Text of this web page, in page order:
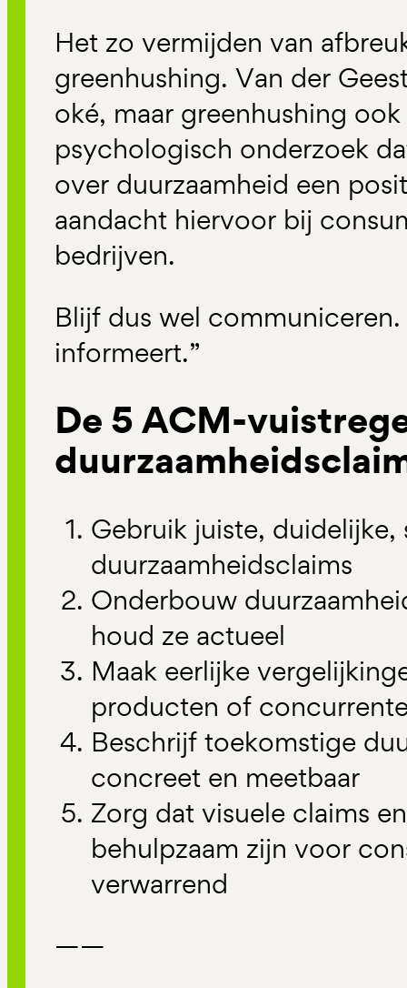
Het zo vermijden van
greenhushing. Van der
oké, maar greenhushing
psychologisch onderzoek
over duurzaamheid een
aandacht hiervoor bij
bedrijven.
Blijf dus wel
informeert.”
De 5 ACM-
Gebruik juiste,
duurzaamheidsclaims
Onderbouw
houd ze actueel
Maak eerlijke
producten of
Beschrijf toekomstige
concreet en meetbaar
Zorg dat visuele claims
behulpzaam zijn voor
verwarrend
——